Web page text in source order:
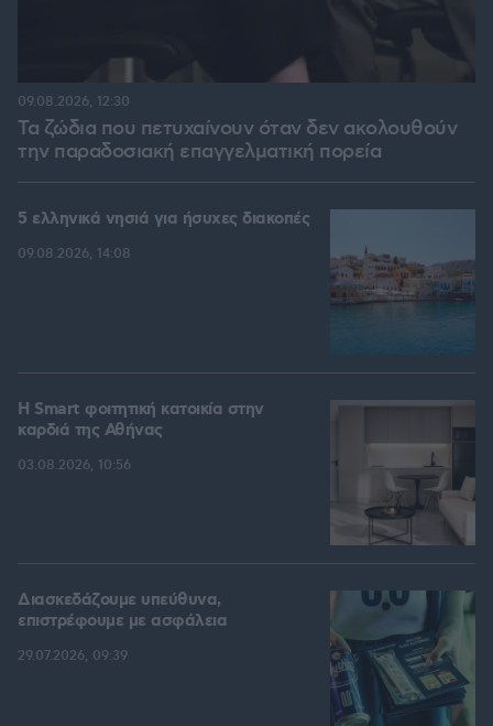
Τα ζώδια που πετυχαίνουν όταν δεν ακολουθούν
την παραδοσιακή επαγγελματική πορεία
09.08.2026, 12:30
5 ελληνικά νησιά για ήσυχες διακοπές
09.08.2026, 14:08
Η Smart φοιτητική κατοικία στην
καρδιά της Αθήνας
03.08.2026, 10:56
Διασκεδάζουμε υπεύθυνα,
επιστρέφουμε με ασφάλεια
29.07.2026, 09:39